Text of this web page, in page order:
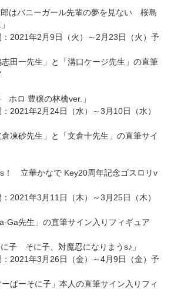
郎はバニーガール先輩の夢を見ない 桜島
2021年2月9日（火）～2月23日（火）予
田一先生」と「溝口ケージ先生」の直筆
ホロ 豊穣の林檎ver.」
2021年2月24日（水）～3月10日（水）
凍砂先生」と「文倉十先生」の直筆サイ
！ 立華かなで Key20周年記念ゴスロリv
2021年3月11日（木）～3月25日（木）
Ga先生」の直筆サイン入りフィギュア
子 そに子、対魔忍になりまうs♪」
2021年3月26日（金）～4月9日（金）予
ぱーそに子」本人の直筆サイン入りフィ